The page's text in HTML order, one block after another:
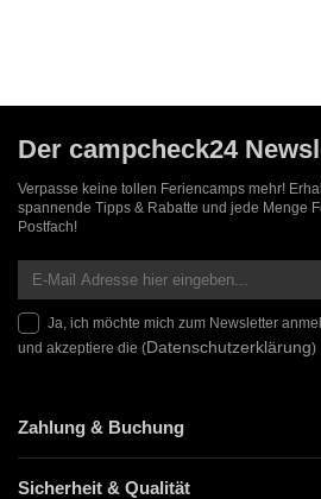
Der campcheck24
Verpasse keine tollen Feriencamps mehr!
spannende Tipps & Rabatte und jede Menge
Postfach!
Ja, ich möchte mich zum Newsletter
und akzeptiere die (Datenschutzerklärung)
Zahlung & Buchung
Sicherheit & Qualität